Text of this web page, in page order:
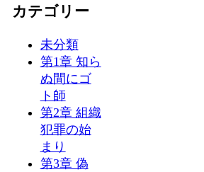
カテゴリー
未分類
第1章 知ら
ぬ間にゴ
ト師
第2章 組織
犯罪の始
まり
第3章 偽